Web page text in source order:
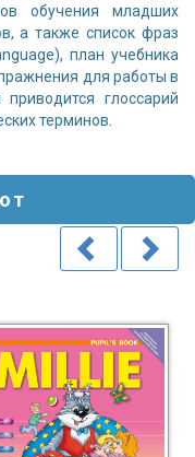
обучения младших
а также список фраз
план учебника
для работы в
глоссарий
терминов.